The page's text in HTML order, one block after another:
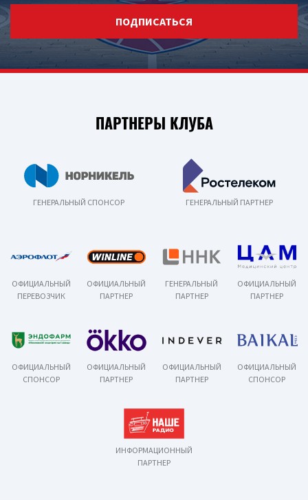
ПОДПИСАТЬСЯ
ПАРТНЕРЫ КЛУБА
ГЕНЕРАЛЬНЫЙ СПОНСОР ГЕНЕРАЛЬНЫЙ ПАРТНЕР
ОФИЦИАЛЬНЫЙ
ПЕРЕВОЗЧИК
ОФИЦИАЛЬНЫЙ
ПАРТНЕР
ГЕНЕРАЛЬНЫЙ
ПАРТНЕР
ОФИЦИАЛЬНЫЙ
ПАРТНЕР
ОФИЦИАЛЬНЫЙ
СПОНСОР
ОФИЦИАЛЬНЫЙ
ПАРТНЕР
ОФИЦИАЛЬНЫЙ
ПАРТНЕР
ОФИЦИАЛЬНЫЙ
СПОНСОР
ИНФОРМАЦИОННЫЙ
ПАРТНЕР